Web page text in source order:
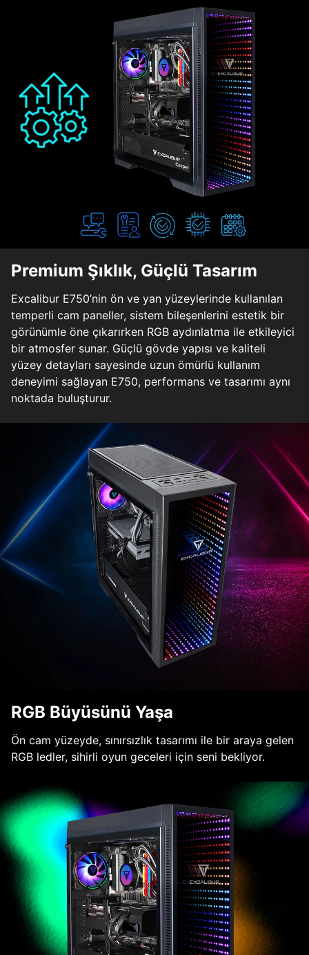
Premium Şıklık, Güçlü Tasarım
Excalibur E750’nin ön ve yan yüzeylerinde kullanılan
temperli cam paneller, sistem bileşenlerini estetik bir
görünümle öne çıkarırken RGB aydınlatma ile etkileyici
bir atmosfer sunar. Güçlü gövde yapısı ve kaliteli
yüzey detayları sayesinde uzun ömürlü kullanım
deneyimi sağlayan E750, performans ve tasarımı aynı
noktada buluşturur.
RGB Büyüsünü Yaşa
Ön cam yüzeyde, sınırsızlık tasarımı ile bir araya gelen
RGB ledler, sihirli oyun geceleri için seni bekliyor.